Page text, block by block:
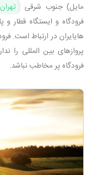
مایل) جنوب شرقی
تهران
فرودگاه و ایستگاه قطار و
هایایران در ارتباط است.
پروازهای بین المللی
فرودگاه پر مخاطب نباشد.